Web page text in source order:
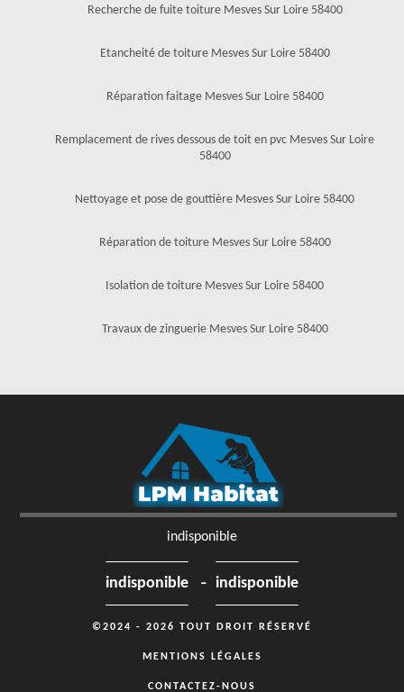
Recherche de fuite toiture Mesves Sur Loire 58400
Etancheité de toiture Mesves Sur Loire 58400
Réparation faitage Mesves Sur Loire 58400
Remplacement de rives dessous de toit en pvc Mesves Sur Loire
58400
Nettoyage et pose de gouttière Mesves Sur Loire 58400
Réparation de toiture Mesves Sur Loire 58400
Isolation de toiture Mesves Sur Loire 58400
Travaux de zinguerie Mesves Sur Loire 58400
indisponible
indisponible - indisponible
©2024 - 2026 TOUT DROIT RÉSERVÉ
MENTIONS LÉGALES
CONTACTEZ-NOUS